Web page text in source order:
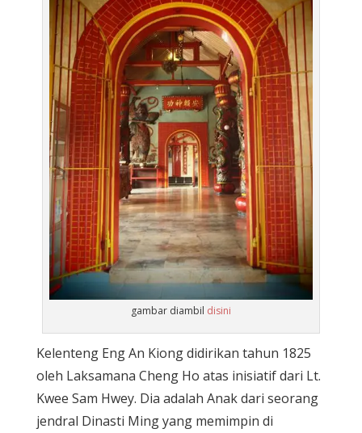
gambar diambil disini
Kelenteng Eng An Kiong didirikan tahun 1825
oleh Laksamana Cheng Ho atas inisiatif dari Lt.
Kwee Sam Hwey. Dia adalah Anak dari seorang
jendral Dinasti Ming yang memimpin di